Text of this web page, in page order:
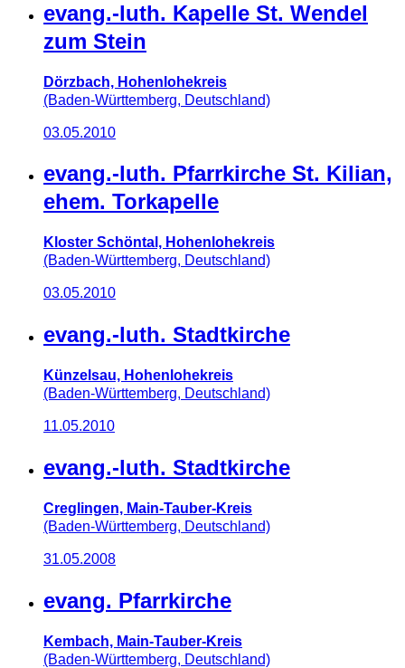
evang.-luth. Kapelle St. Wendel
zum Stein
Dörzbach, Hohenlohekreis
(Baden-Württemberg, Deutschland)
03.05.2010
evang.-luth. Pfarrkirche St. Kilian,
ehem. Torkapelle
Kloster Schöntal, Hohenlohekreis
(Baden-Württemberg, Deutschland)
03.05.2010
evang.-luth. Stadtkirche
Künzelsau, Hohenlohekreis
(Baden-Württemberg, Deutschland)
11.05.2010
evang.-luth. Stadtkirche
Creglingen, Main-Tauber-Kreis
(Baden-Württemberg, Deutschland)
31.05.2008
evang. Pfarrkirche
Kembach, Main-Tauber-Kreis
(Baden-Württemberg, Deutschland)